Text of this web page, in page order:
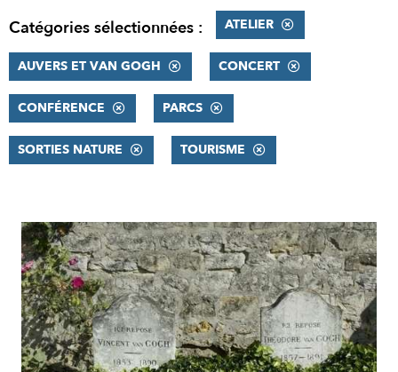
Catégories sélectionnées : ATELIER
AUVERS ET VAN GOGH CONCERT
CONFÉRENCE PARCS
SORTIES NATURE TOURISME
RÉSULTATS